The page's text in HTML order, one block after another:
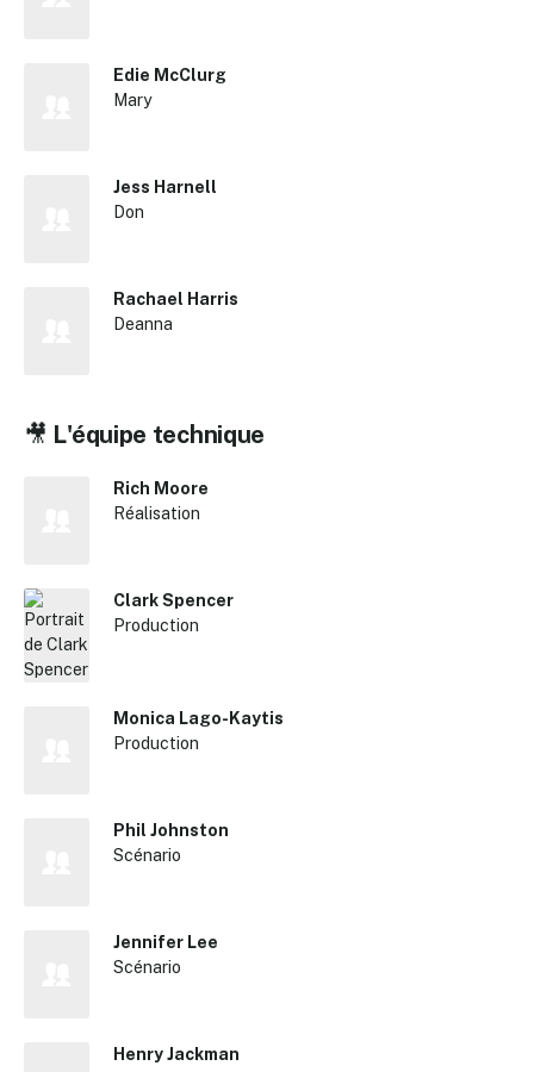
Edie McClurg
Mary
Jess Harnell
Don
Rachael Harris
Deanna
🎥 L'équipe technique
Rich Moore
Réalisation
Clark Spencer
Production
Monica Lago-Kaytis
Production
Phil Johnston
Scénario
Jennifer Lee
Scénario
Henry Jackman